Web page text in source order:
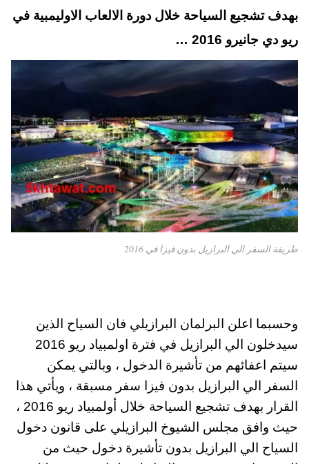
بهدف تشجيع السياحة خلال دورة الالعاب الاوليمبية في
ريو دي جانيرو 2016 …
طريقة السفر الي البرازيل بدون فيزا في 2016
وحسبما اعلن البرلمان البرازيلي فان السياح الذين
سيدخلون الي البرازيل في فترة اولمبياد ريو 2016
سيتم اعفائهم من تأشيرة الدخول ، وبالتي يمكن
السفر الي البرازيل بدون فيزا سفر مسبقة ، ويأتي هذا
القرار بهدف تشجيع السياحة خلال أولمبياد ريو 2016 ،
حيث وافق مجلس الشيوخ البرازيلي على قانون دخول
السياح الي البرازيل بدون تأشيرة دخول حيث من